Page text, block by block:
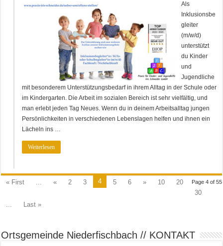
Als
Inklusionsbe
gleiter
(m/w/d)
unterstützt
du Kinder
und
Jugendliche
mit besonderem Unterstützungsbedarf in ihrem Alltag in der Schule oder
im Kindergarten. Die Arbeit im sozialen Bereich ist sehr vielfältig, und
man erlebt jeden Tag Neues. Wenn du in deinem Arbeitsalltag jungen
Persönlichkeiten in verschiedenen Lebenslagen helfen und ihnen ein
Lächeln ins …
Weiterlesen
Page 4 of 55
« First ... « 2 3 4 5 6 » 10
20
30
...
Last »
Ortsgemeinde Niederfischbach // KONTAKT